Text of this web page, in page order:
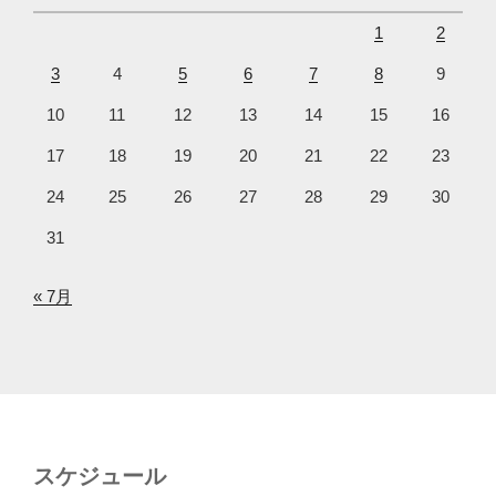
1 2
3 4 5 6 7 8 9
10 11 12 13 14 15 16
17 18 19 20 21 22 23
24 25 26 27 28 29 30
31
« 7月
スケジュール